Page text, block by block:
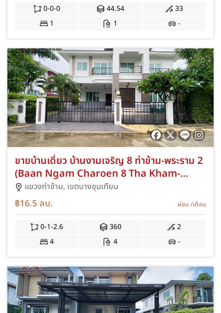
0-0-0 44.54
33
1
1 -
ขายบ้านเดี่ยว บ้านงามเจริญ 8 ท่าข้าม-พระราม 2
(Baan Ngam Charoen 8 Tha Kham-
Rama 2) บ้านเดี่ยว Luxury พร้อมอยู่ ทุกอย่าง
อยู่บนการมูเตลู มาหมดแล้ว ถ้าคิดว่าอยากอยู่
บ้านที่มีแต่ความเฮง ความปัง ต้องหลังนี้เท่านั้น
บ้านหรูหลังใหญ่ สไตล์โมเดิร์น ใกล้ทางด่วน
วงแหวน เดินทางสะดวก
แขวงท่าข้าม, เขตบางขุนเทียน
฿16.5ลบ. ผ่อน /เดือน
0-1-2.6 360
2
4
4 -